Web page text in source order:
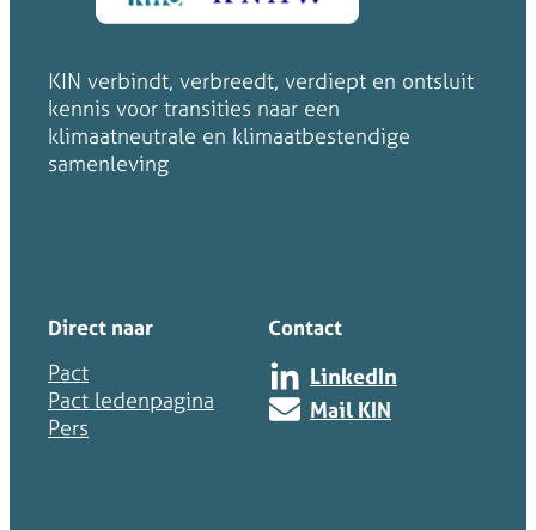
KIN verbindt, verbreedt, verdiept en ontsluit
kennis voor transities naar een
klimaatneutrale en klimaatbestendige
samenleving
Direct naar
Pact
Pact ledenpagina
Pers
Contact
LinkedIn
Mail KIN